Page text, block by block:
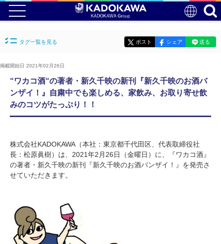
タグ一覧を見る ポスト シェア 送る
掲載開始日 2021年02月26日
“ワカコ酒“の著者・新久千映の新刊『新久千映のお酒バ
ンザイ！』自粛中でも楽しめる、家飲み、お取り寄せ飲
みのコツがたっぷり！！
株式会社KADOKAWA（本社：東京都千代田区、代表取締役社
長：松原眞樹）は、2021年2月26日（金曜日）に、『ワカコ酒』
の著者・新久千映の新刊『新久千映のお酒バンザイ！』を発売さ
せていただきます。